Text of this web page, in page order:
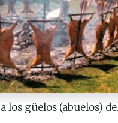
los güelos (abuelos)